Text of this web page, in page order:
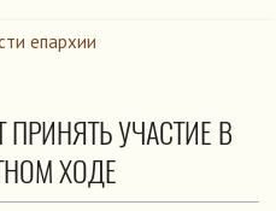
епархии
УЧАСТИЕ В
ХОДЕ